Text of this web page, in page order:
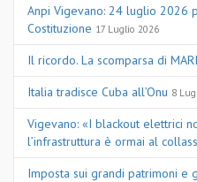
Anpi Vigevano: 24 luglio 2026
Costituzione 17 Luglio 2026
Il ricordo. La scomparsa di
Italia tradisce Cuba all’Onu 8
Vigevano: «I blackout elettrici
l’infrastruttura è ormai al
Imposta sui grandi patrimoni e